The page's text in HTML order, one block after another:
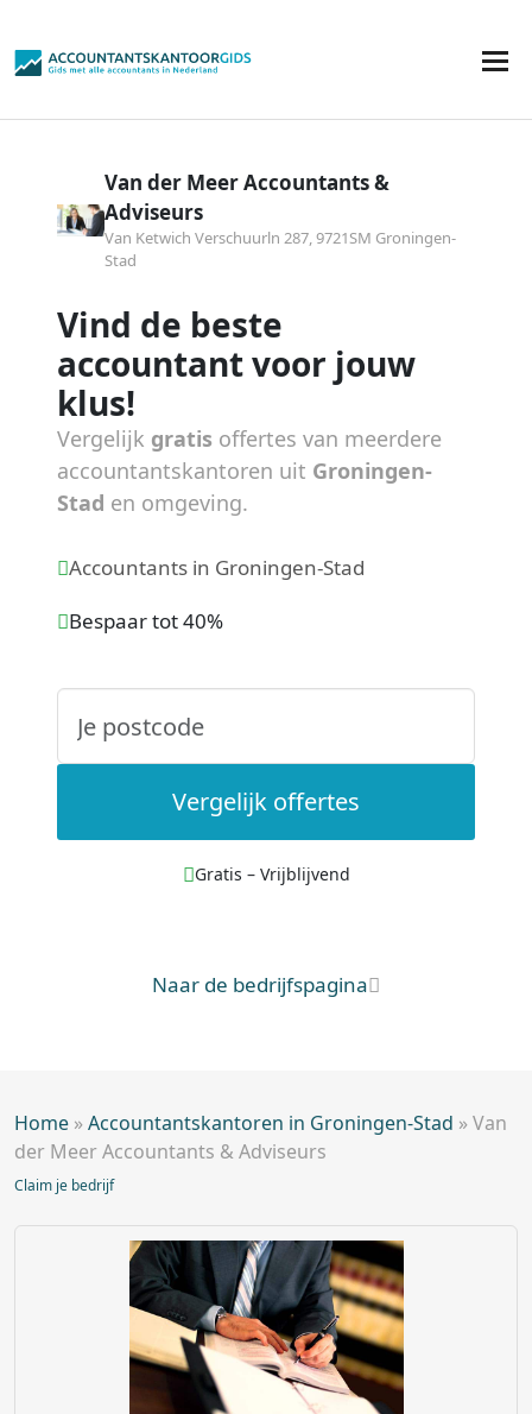
Van der Meer Accountants &
Adviseurs
Van Ketwich Verschuurln 287, 9721SM Groningen-
Stad
Vind de beste
accountant voor jouw
klus!
Vergelijk gratis offertes van meerdere
accountantskantoren uit Groningen-
Stad en omgeving.
Accountants in Groningen-Stad
Bespaar tot 40%
Vergelijk offertes
Gratis – Vrijblijvend
Naar de bedrijfspagina
Home »Accountantskantoren in Groningen-Stad »Van
der Meer Accountants & Adviseurs
Claim je bedrijf